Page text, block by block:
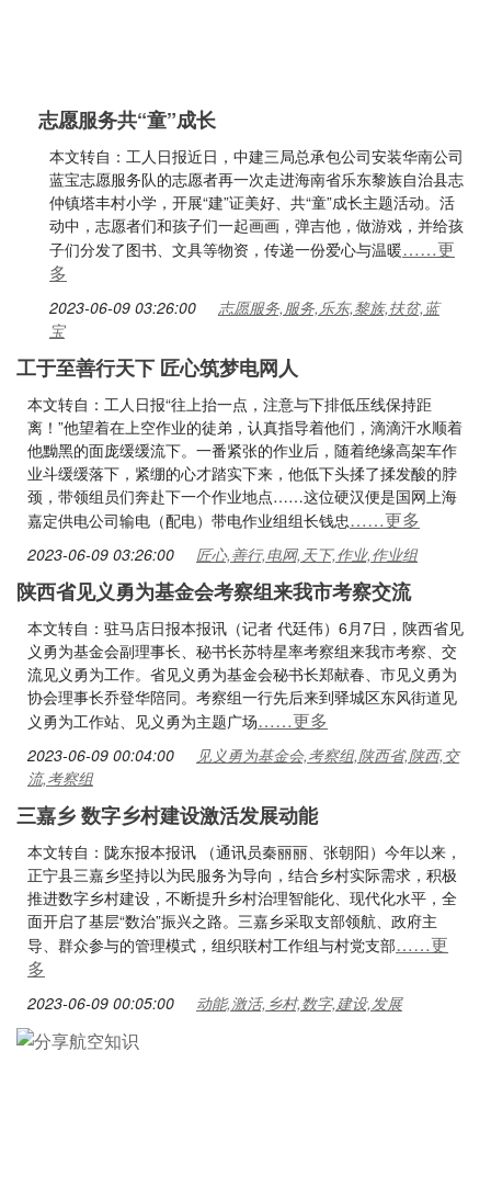
志愿服务共“童”成长
本文转自：工人日报近日，中建三局总承包公司安装华南公司
蓝宝志愿服务队的志愿者再一次走进海南省乐东黎族自治县志
仲镇塔丰村小学，开展“建”证美好、共“童”成长主题活动。活
动中，志愿者们和孩子们一起画画，弹吉他，做游戏，并给孩
子们分发了图书、文具等物资，传递一份爱心与温暖……更
多
2023-06-09 03:26:00
志愿服务,服务,乐东,黎族,扶贫,蓝
宝
工于至善行天下 匠心筑梦电网人
本文转自：工人日报“往上抬一点，注意与下排低压线保持距
离！”他望着在上空作业的徒弟，认真指导着他们，滴滴汗水顺着
他黝黑的面庞缓缓流下。一番紧张的作业后，随着绝缘高架车作
业斗缓缓落下，紧绷的心才踏实下来，他低下头揉了揉发酸的脖
颈，带领组员们奔赴下一个作业地点……这位硬汉便是国网上海
嘉定供电公司输电（配电）带电作业组组长钱忠……更多
2023-06-09 03:26:00 匠心,善行,电网,天下,作业,作业组
陕西省见义勇为基金会考察组来我市考察交流
本文转自：驻马店日报本报讯（记者 代廷伟）6月7日，陕西省见
义勇为基金会副理事长、秘书长苏特星率考察组来我市考察、交
流见义勇为工作。省见义勇为基金会秘书长郑献春、市见义勇为
协会理事长乔登华陪同。考察组一行先后来到驿城区东风街道见
义勇为工作站、见义勇为主题广场……更多
2023-06-09 00:04:00
见义勇为基金会,考察组,陕西省,陕西,交
流,考察组
三嘉乡 数字乡村建设激活发展动能
本文转自：陇东报本报讯 （通讯员秦丽丽、张朝阳）今年以来，
正宁县三嘉乡坚持以为民服务为导向，结合乡村实际需求，积极
推进数字乡村建设，不断提升乡村治理智能化、现代化水平，全
面开启了基层“数治”振兴之路。三嘉乡采取支部领航、政府主
导、群众参与的管理模式，组织联村工作组与村党支部……更
多
2023-06-09 00:05:00 动能,激活,乡村,数字,建设,发展